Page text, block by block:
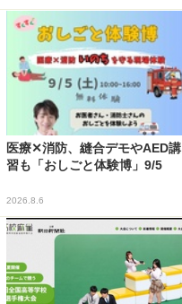
医療✕消防、縫合デモやAED講
習も「おしごと体験博」9/5
2026.8.6